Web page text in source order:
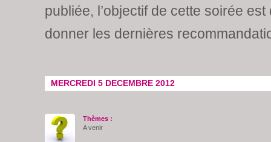
publiée, l’objectif de cette soirée
donner les dernières
MERCREDI 5 DECEMBRE 2012
Thèmes :
A venir